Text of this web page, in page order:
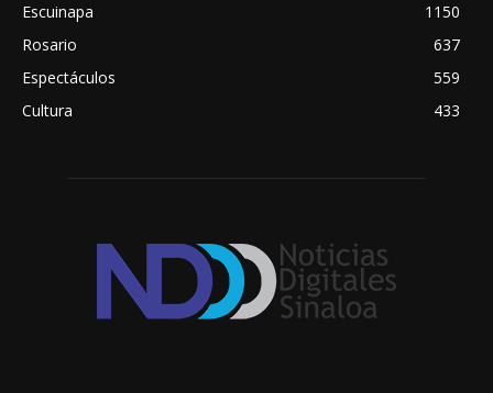
Escuinapa
1150
Rosario
637
Espectáculos
559
Cultura
433